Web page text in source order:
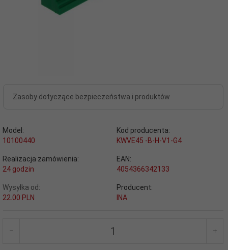
Zasoby dotyczące bezpieczeństwa i produktów
Model:
10100440
Kod producenta:
KWVE45 -B-H-V1-G4
Realizacja zamówienia:
24 godzin
EAN:
4054366342133
Wysyłka od:
22.00 PLN
Producent:
INA